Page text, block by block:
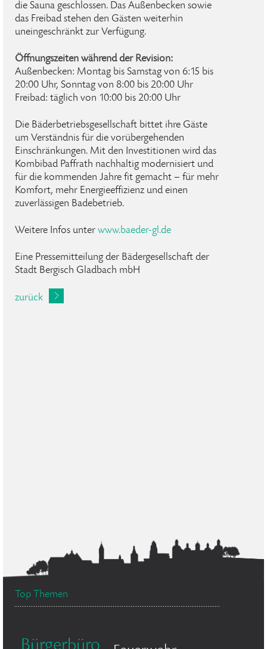
die Sauna geschlossen. Das Außenbecken sowie
das Freibad stehen den Gästen weiterhin
uneingeschränkt zur Verfügung.
Öffnungszeiten während der Revision:
Außenbecken: Montag bis Samstag von 6:15 bis
20:00 Uhr, Sonntag von 8:00 bis 20:00 Uhr
Freibad: täglich von 10:00 bis 20:00 Uhr
Die Bäderbetriebsgesellschaft bittet ihre Gäste
um Verständnis für die vorübergehenden
Einschränkungen. Mit den Investitionen wird das
Kombibad Paffrath nachhaltig modernisiert und
für die kommenden Jahre fit gemacht – für mehr
Komfort, mehr Energieeffizienz und einen
zuverlässigen Badebetrieb.
Weitere Infos unter www.baeder-gl.de
Eine Pressemitteilung der Bädergesellschaft der
Stadt Bergisch Gladbach mbH
zurück
Top Themen